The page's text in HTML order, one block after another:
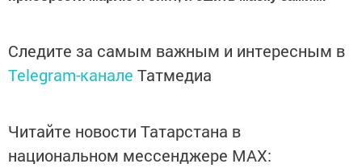
Следите за самым важным и интересным в
Telegram-канале Татмедиа
Читайте новости Татарстана в
национальном мессенджере MАХ: